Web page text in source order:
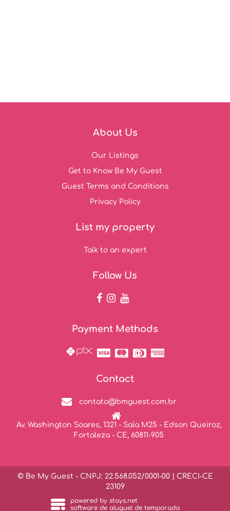
About Us
Our Listings
Get to Know Be My Guest
Guest Terms and Conditions
Privacy Policy
List my property
Talk to an expert
Follow Us
Payment Methods
Contact
contato@bmguest.com.br
Av. Washington Soares, 1321 - Sala M25 - Edson Queiroz,
Fortaleza - CE, 60811-905
© Be My Guest - CNPJ: 22.568.052/0001-00 | CRECI-CE
23109
powered by stays.net
software de aluguel de temporada